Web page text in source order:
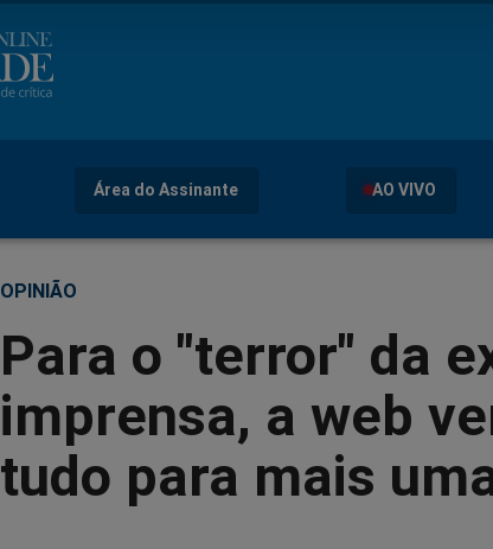
Área do Assinante AO VIVO
OPINIÃO
Para o "terror" da
imprensa, a web
tudo para mais